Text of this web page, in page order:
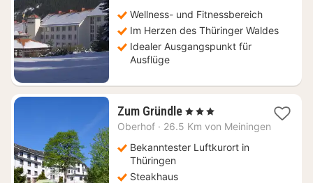
€
Wellness- und Fitnessbereich
Im Herzen des Thüringer Waldes
Idealer Ausgangspunkt für
Ausflüge
Zum Gründle1
Nacht
84,55
, 3 Sterne
Oberhof · 26.5 Km von Meiningen
Bekanntester Luftkurort in
Thüringen
Steakhaus